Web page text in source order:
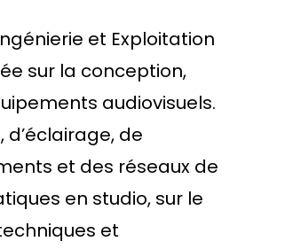
et Exploitation
sur la conception,
audiovisuels.
de
et des réseaux de
en studio, sur le
et